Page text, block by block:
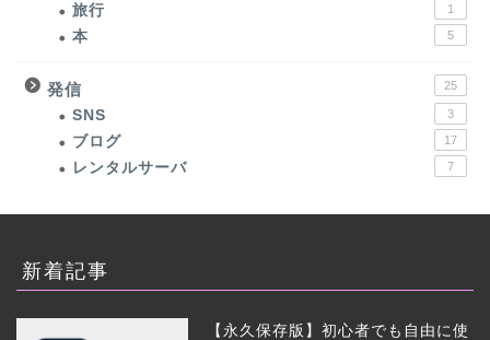
旅行 1
本 5
発信 25
SNS 3
ブログ 17
レンタルサーバ 7
新着記事
【永久保存版】初心者でも自由に使